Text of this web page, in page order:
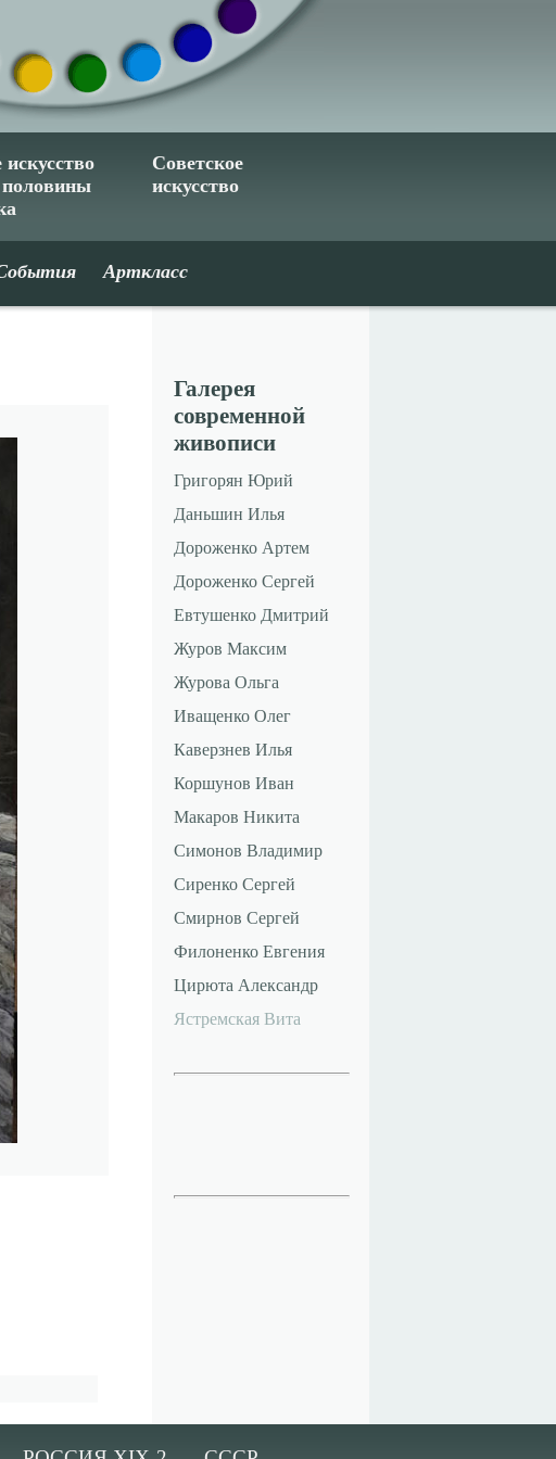
искусство
Советское
искусство
Арткласс
Галерея
современной
живописи
Григорян Юрий
Даньшин Илья
Дороженко Артем
Дороженко Сергей
Евтушенко Дмитрий
Журов Максим
Журова Ольга
Иващенко Олег
Каверзнев Илья
Коршунов Иван
Макаров Никита
Симонов Владимир
Сиренко Сергей
Смирнов Сергей
Филоненко Евгения
Цирюта Александр
Ястремская Вита